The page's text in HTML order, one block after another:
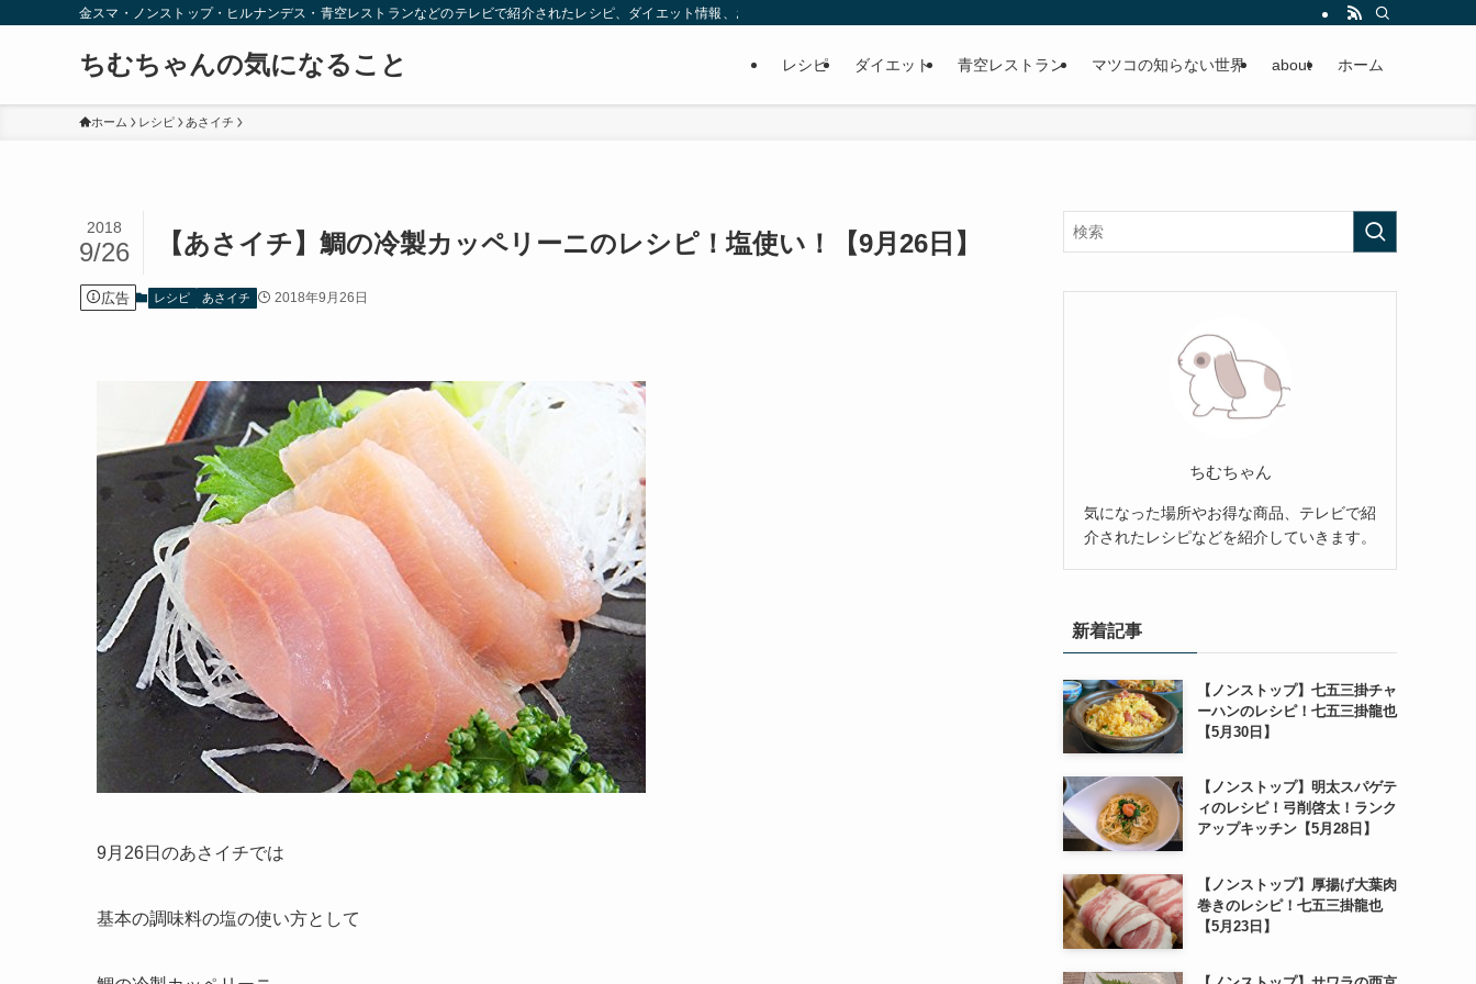
金スマ・ノンストップ・ヒルナンデス・青空レストランなどのテレビで紹介されたレシピ、ダイエット情報、お取り寄せなどを紹介します。
ちむちゃんの気になること レシピ ダイエット 青空レストラン マツコの知らない世界 about ホーム
ホーム レシピ あさイチ
【あさイチ】鯛の冷製カッペリーニのレシピ！塩使い！【9月26日】
2018
9/26
広告 レシピ あさイチ 2018年9月26日
9月26日のあさイチでは
基本の調味料の塩の使い方として
ちむちゃん
気になった場所やお得な商品、テレビで紹
介されたレシピなどを紹介していきます。
新着記事
【ノンストップ】七五三掛チャ
ーハンのレシピ！七五三掛龍也
【5月30日】
【ノンストップ】明太スパゲテ
ィのレシピ！弓削啓太！ランク
アップキッチン【5月28日】
【ノンストップ】厚揚げ大葉肉
巻きのレシピ！七五三掛龍也
【5月23日】